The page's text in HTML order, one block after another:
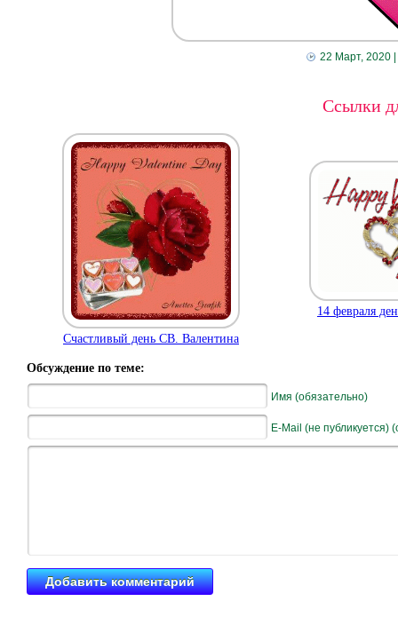
22 Март, 2020|
Ссылки
Счастливый день СВ. Валентина
14 февраля
Обсуждение по теме:
Имя (обязательно)
E-Mail (не публикуется)